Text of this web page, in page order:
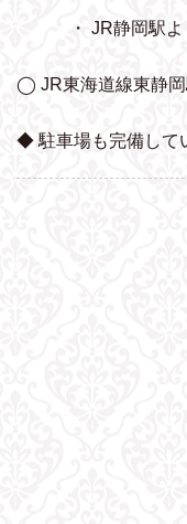
・ JR静岡駅
◯ JR東海道線東静岡
◆ 駐車場も完備して